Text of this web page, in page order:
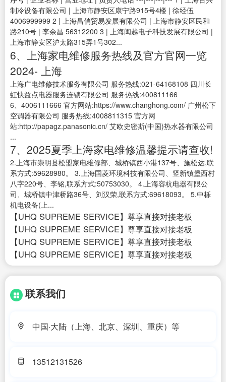
制冷设备有限公司 | 上海市静安区康宁路915号4楼 | 徐经伍
4006999999 2 | 上海昌俏贸易发展有限公司 | 上海市静安区民和
路210号 | 李余昌 56312200 3 | 上海闽越电子科技发展有限公司 |
上海市静安区沪太路315弄1号302...
6、上海家电维修服务热线及官方官网一览
2024- 上海
上海广电维修技术服务有限公司 服务热线:021-64168108 四川长
虹快益点电器服务连锁有限公司 服务热线:400811166
6、4006111666 官方网站:https://www.changhong.com/ 广州松下
空调器有限公司 服务热线:4008811315 官方网
站:http://papagz.panasonic.cn/ 艾欧史密斯(中国)热水器有限公司
...
7、2025夏季上海家电维修温馨提示请查收!
2.上海市崇明县松盟家电维修部、城桥镇西小港137号、施松达,联
系方式:59628980。 3.上海国菱环境科技有限公司、竖新镇堡西村
八字220号、李铭,联系方式:50753030。 4.上海容杭电器有限公
司、城桥镇中津桥路36号、刘汉荣,联系方式:69618093。 5.中栎
机电设备(上...
【UHQ SUPREME SERVICE】尊享直接对接老板
【UHQ SUPREME SERVICE】尊享直接对接老板
【UHQ SUPREME SERVICE】尊享直接对接老板
【UHQ SUPREME SERVICE】尊享直接对接老板
联系我们
中国·大陆（上海、北京、深圳、重庆）等
13512131526